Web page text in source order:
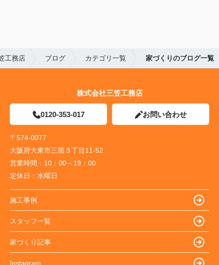
工務店 ブログ カテゴリ一覧 家づくりのブログ一覧
株式会社三笠工務店
0120-353-017 お問い合わせ
〒574-0077
大阪府大東市三箇３丁目11-52
営業時間： 10：00～19：00
定休日： 水曜日
施工事例
スタッフ一覧
家づくり記事
Instagram